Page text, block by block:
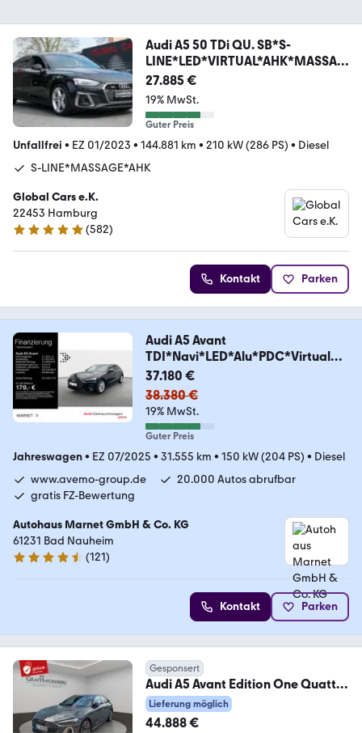
Audi A5 50 TDi QU. SB*S-
LINE*LED*VIRTUAL*AHK*MASSAG
E
27.885 €
19% MwSt.
Guter Preis
Unfallfrei • EZ 01/2023 • 144.881 km • 210 kW (286 PS) • Diesel
S-LINE*MASSAGE*AHK
Global Cars e.K.
22453 Hamburg
4.9 Sterne
(582)
Kontakt Parken
Audi A5 Avant
TDI*Navi*LED*Alu*PDC*Virtual
Cockpit*Ka
37.180 €
38.380 €
19% MwSt.
Guter Preis
Jahreswagen• EZ 07/2025 • 31.555 km • 150 kW (204 PS) • Diesel
www.avemo-group.de
20.000 Autos abrufbar
gratis FZ-Bewertung
Autohaus Marnet GmbH & Co. KG
61231 Bad Nauheim
4.5 Sterne
(121)
Kontakt Parken
Gesponsert
Audi A5 Avant Edition One Quattro
TDI S-Tr. S-Line
Lieferung möglich
44.888 €